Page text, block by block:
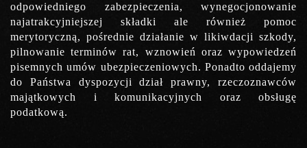
odpowiedniego zabezpieczenia, wynegocjonowanie
najatrakcyjniejszej składki ale również pomoc
merytoryczną, pośrednie działanie w likiwdacji szkody,
pilnowanie terminów rat, wznowień oraz wypowiedzeń
pisemnych umów ubezpieczeniowych. Ponadto oddajemy
do Państwa dyspozycji dział prawny, rzeczoznawców
majątkowych i komunikacyjnych oraz obsługę
podatkową.